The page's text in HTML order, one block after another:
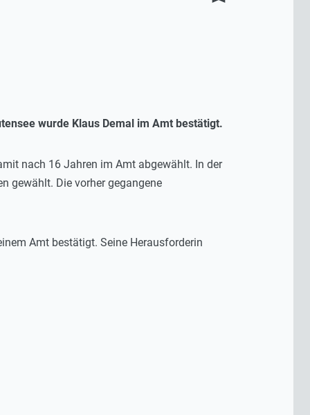
wurde Klaus Demal im Amt bestätigt.
nach 16 Jahren im Amt abgewählt. In der
gewählt. Die vorher gegangene
Amt bestätigt. Seine Herausforderin